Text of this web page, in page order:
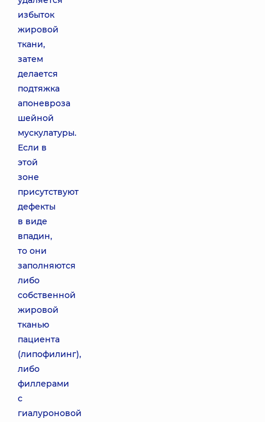
избыток
жировой
ткани,
затем
делается
подтяжка
апоневроза
шейной
мускулатуры.
Если в
этой
зоне
присутствуют
дефекты
в виде
впадин,
то они
заполняются
либо
собственной
жировой
тканью
пациента
(липофилинг),
либо
филлерами
с
гиалуроновой